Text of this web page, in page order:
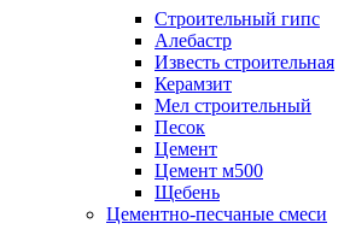
Строительный гипс
Алебастр
Известь строительная
Керамзит
Мел строительный
Песок
Цемент
Цемент м500
Щебень
Цементно-песчаные смеси